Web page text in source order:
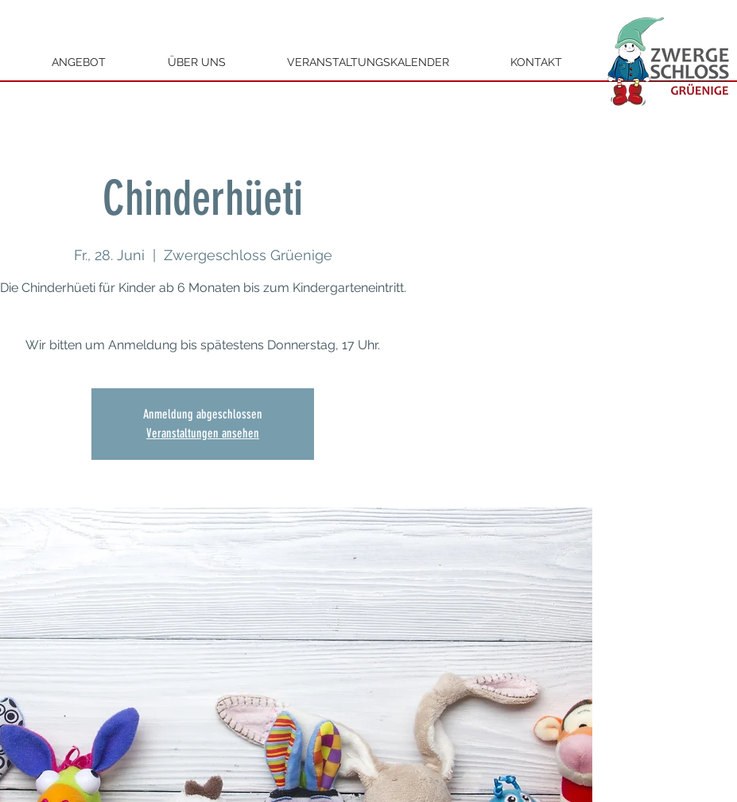
ANGEBOT ÜBER UNS VERANSTALTUNGSKALENDER KONTAKT
Chinderhüeti
Fr., 28. Juni Zwergeschloss Grüenige
Die Chinderhüeti für Kinder ab 6 Monaten bis zum Kindergarteneintritt.
Wir bitten um Anmeldung bis spätestens Donnerstag, 17 Uhr.
Anmeldung abgeschlossen
Veranstaltungen ansehen